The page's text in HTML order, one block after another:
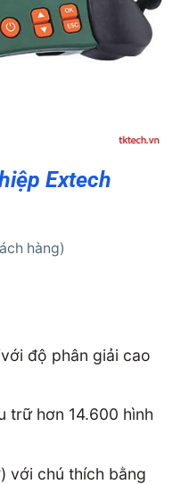
Extech
hàng)
độ phân giải cao
trữ hơn 14.600 hình
với chú thích bằng